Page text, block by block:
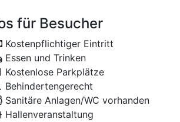
für Besucher
Kostenpflichtiger Eintritt
Essen und Trinken
Kostenlose Parkplätze
Behindertengerecht
Sanitäre Anlagen/WC vorhanden
Hallenveranstaltung